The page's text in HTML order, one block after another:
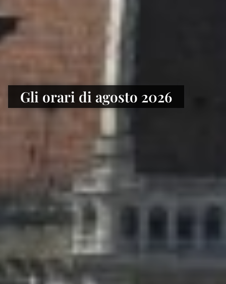
Gli orari di agosto 2026